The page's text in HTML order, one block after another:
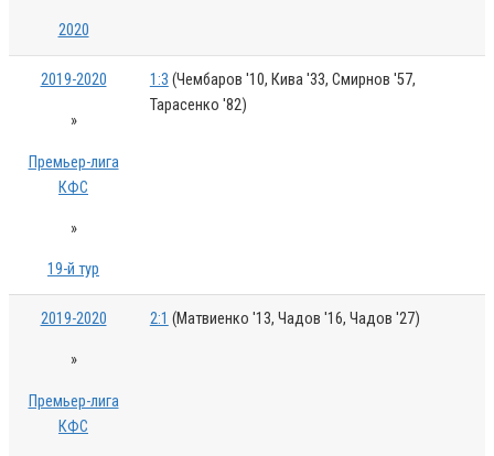
2020
2019-2020
»
Премьер-лига
КФС
»
19-й тур
1:3 (Чембаров '10, Кива '33, Смирнов '57,
Тарасенко '82)
2019-2020
»
Премьер-лига
КФС
2:1 (Матвиенко '13, Чадов '16, Чадов '27)